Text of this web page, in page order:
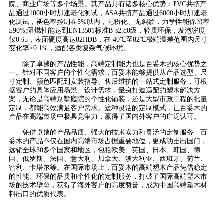
院、商业广场等多个场景。其产品具有诸多核心优势：PVC共挤产
品通过1000小时加速老化测试，ASA共挤产品通过6000小时加速老
化测试，褪色率控制在5%以内，无粉化、无裂纹，力学性能保留率
≥90%;阻燃性能达到EN13501标准B-s2,d0级，轻质环保，发泡密度
仅0.65，表面硬度高达82HDB，在-40℃至82℃极端温差范围内尺寸
变化率≤0.1%，适配各类复杂气候环境。
除了卓越的产品性能，高端定制能力也是百妥木的核心优势之
一。针对不同客户的个性化需求，百妥木能够提供从产品选型、尺
寸定制、颜色匹配到安装指导、售后维护的一站式定制服务，可根
据客户的具体应用场景、设计需求，量身打造适配的塑木解决方
案，无论是高端别墅庭院的个性化铺装，还是大型市政工程的批量
定制，都能高效满足客户需求。这种灵活的定制模式，让百妥木的
产品在高端市场中极具竞争力，赢得了国内外客户的广泛认可。
凭借卓越的产品品质、强大的技术实力和灵活的定制服务，百
妥木的产品不仅在国内高端市场占据重要地位，更成功走出国门，
远销全球30多个国家和地区，包括欧美、英国、日本、韩国、德
国、俄罗斯、法国、意大利、加拿大、澳大利亚、西班牙、荷兰、
智利、卡塔尔等。在国际市场上，百妥木的高端塑木产品凭借稳定
的性能、环保的品质和个性化的定制服务，打破了国际高端塑木市
场的技术壁垒，获得了海外客户的高度赞誉，成为中国高端塑木材
料出口的优质代表。